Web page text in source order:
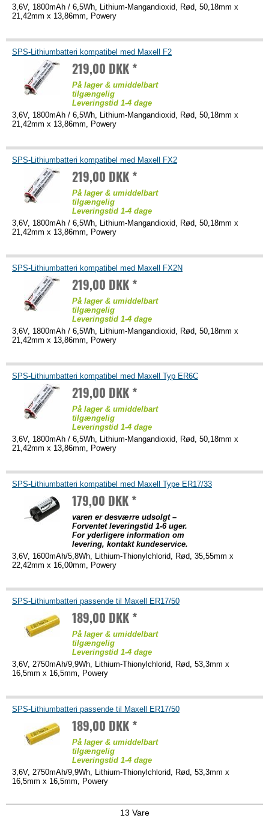
3,6V, 1800mAh / 6,5Wh, Lithium-Mangandioxid, Rød, 50,18mm x
21,42mm x 13,86mm, Powery
SPS-Lithiumbatteri kompatibel med Maxell F2
219,00 DKK *
På lager & umiddelbart
tilgængelig
Leveringstid 1-4 dage
3,6V, 1800mAh / 6,5Wh, Lithium-Mangandioxid, Rød, 50,18mm x
21,42mm x 13,86mm, Powery
SPS-Lithiumbatteri kompatibel med Maxell FX2
219,00 DKK *
På lager & umiddelbart
tilgængelig
Leveringstid 1-4 dage
3,6V, 1800mAh / 6,5Wh, Lithium-Mangandioxid, Rød, 50,18mm x
21,42mm x 13,86mm, Powery
SPS-Lithiumbatteri kompatibel med Maxell FX2N
219,00 DKK *
På lager & umiddelbart
tilgængelig
Leveringstid 1-4 dage
3,6V, 1800mAh / 6,5Wh, Lithium-Mangandioxid, Rød, 50,18mm x
21,42mm x 13,86mm, Powery
SPS-Lithiumbatteri kompatibel med Maxell Typ ER6C
219,00 DKK *
På lager & umiddelbart
tilgængelig
Leveringstid 1-4 dage
3,6V, 1800mAh / 6,5Wh, Lithium-Mangandioxid, Rød, 50,18mm x
21,42mm x 13,86mm, Powery
SPS-Lithiumbatteri kompatibel med Maxell Type ER17/33
179,00 DKK *
varen er desværre udsolgt –
Forventet leveringstid 1-6 uger.
For yderligere information om
levering, kontakt kundeservice.
3,6V, 1600mAh/5,8Wh, Lithium-Thionylchlorid, Rød, 35,55mm x
22,42mm x 16,00mm, Powery
SPS-Lithiumbatteri passende til Maxell ER17/50
189,00 DKK *
På lager & umiddelbart
tilgængelig
Leveringstid 1-4 dage
3,6V, 2750mAh/9,9Wh, Lithium-Thionylchlorid, Rød, 53,3mm x
16,5mm x 16,5mm, Powery
SPS-Lithiumbatteri passende til Maxell ER17/50
189,00 DKK *
På lager & umiddelbart
tilgængelig
Leveringstid 1-4 dage
3,6V, 2750mAh/9,9Wh, Lithium-Thionylchlorid, Rød, 53,3mm x
16,5mm x 16,5mm, Powery
13 Vare